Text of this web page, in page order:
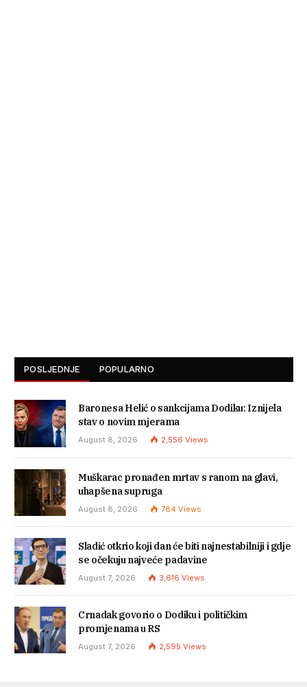
POSLJEDNJE POPULARNO
Baronesa Helić o sankcijama Dodiku: Iznijela
stav o novim mjerama
August 8, 2026 2,556 Views
Muškarac pronađen mrtav s ranom na glavi,
uhapšena supruga
August 8, 2026 784 Views
Sladić otkrio koji dan će biti najnestabilniji i gdje
se očekuju najveće padavine
August 7, 2026 3,616 Views
Crnadak govorio o Dodiku i političkim
promjenama u RS
August 7, 2026 2,595 Views